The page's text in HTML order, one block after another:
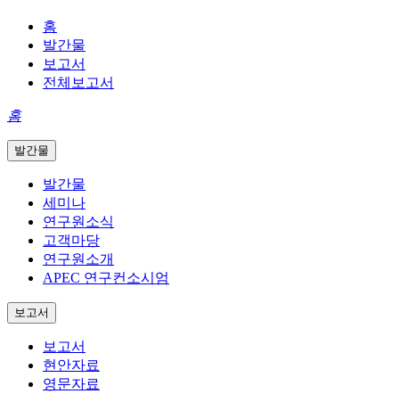
홈
발간물
보고서
전체보고서
홈
발간물
발간물
세미나
연구원소식
고객마당
연구원소개
APEC 연구컨소시엄
보고서
보고서
현안자료
영문자료